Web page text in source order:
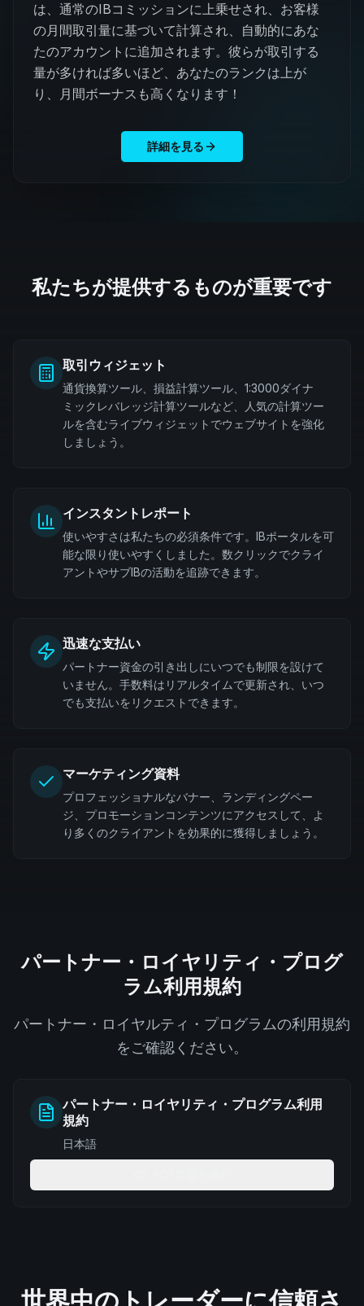
は、通常のIBコミッションに上乗せされ、お客様
の月間取引量に基づいて計算され、自動的にあな
たのアカウントに追加されます。彼らが取引する
量が多ければ多いほど、あなたのランクは上が
り、月間ボーナスも高くなります！
詳細を見る
私たちが提供するものが重要です
取引ウィジェット
通貨換算ツール、損益計算ツール、1:3000ダイナ
ミックレバレッジ計算ツールなど、人気の計算ツー
ルを含むライブウィジェットでウェブサイトを強化
しましょう。
インスタントレポート
使いやすさは私たちの必須条件です。IBポータルを可
能な限り使いやすくしました。数クリックでクライ
アントやサブIBの活動を追跡できます。
迅速な支払い
パートナー資金の引き出しにいつでも制限を設けて
いません。手数料はリアルタイムで更新され、いつ
でも支払いをリクエストできます。
マーケティング資料
プロフェッショナルなバナー、ランディングペー
ジ、プロモーションコンテンツにアクセスして、よ
り多くのクライアントを効果的に獲得しましょう。
パートナー・ロイヤリティ・プログ
ラム利用規約
パートナー・ロイヤルティ・プログラムの利用規約
をご確認ください。
パートナー・ロイヤリティ・プログラム利用
規約
日本語